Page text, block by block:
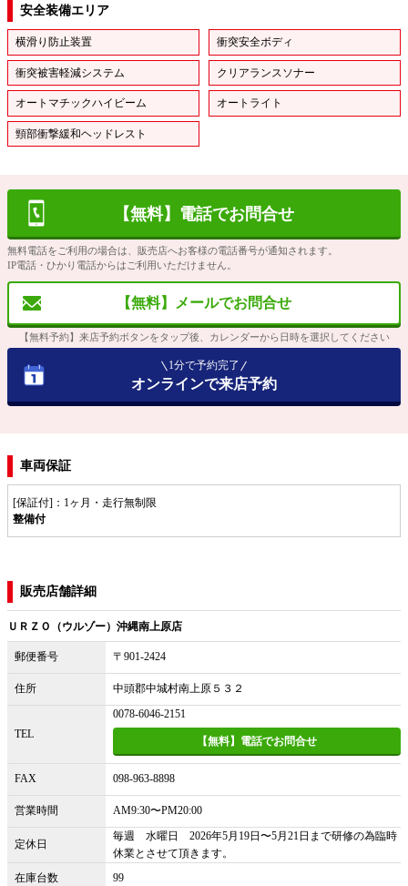
安全装備エリア
横滑り防止装置 衝突安全ボディ
衝突被害軽減システム クリアランスソナー
オートマチックハイビーム オートライト
頸部衝撃緩和ヘッドレスト
【無料】電話でお問合せ
無料電話をご利用の場合は、販売店へお客様の電話番号が通知されます。
IP電話・ひかり電話からはご利用いただけません。
【無料】メールでお問合せ
【無料予約】来店予約ボタンをタップ後、カレンダーから日時を選択してください
1分で予約完了
オンラインで来店予約
車両保証
[保証付]：1ヶ月・走行無制限
整備付
販売店舗詳細
ＵＲＺＯ（ウルゾー）沖縄南上原店
郵便番号 〒901-2424
住所 中頭郡中城村南上原５３２
TEL
0078-6046-2151
【無料】電話でお問合せ
FAX 098-963-8898
営業時間 AM9:30〜PM20:00
定休日
毎週 水曜日 2026年5月19日〜5月21日まで研修の為臨時
休業とさせて頂きます。
在庫台数
99